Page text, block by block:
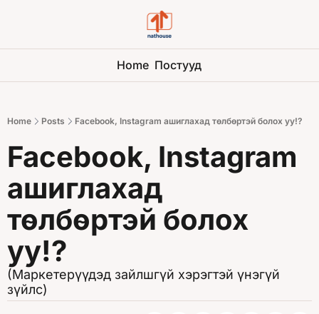
Home Постууд
Home Posts Facebook, Instagram ашиглахад төлбөртэй болох уу!?️
Facebook, Instagram
ашиглахад
төлбөртэй болох
уу!?️
(Маркетерүүдэд зайлшгүй хэрэгтэй үнэгүй
зүйлс)